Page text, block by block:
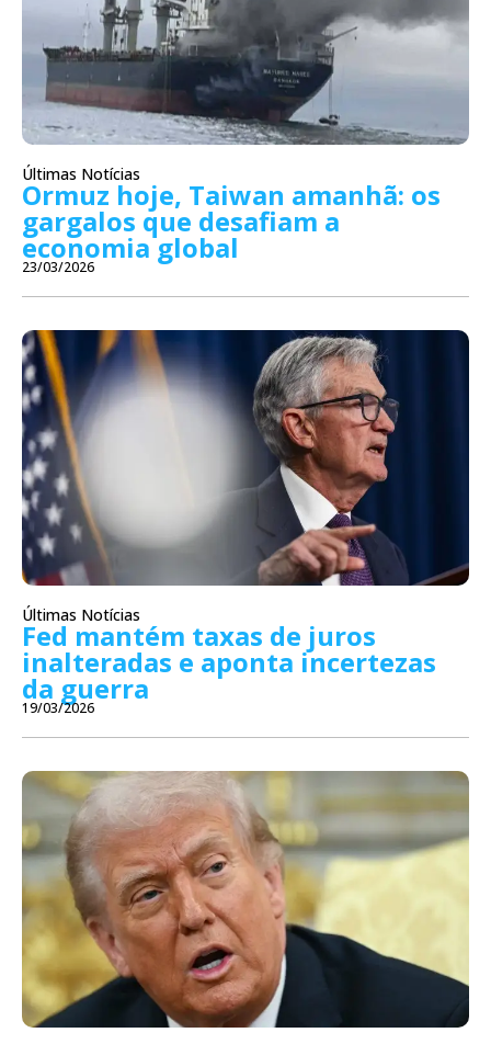
Últimas Notícias
Ormuz hoje, Taiwan amanhã: os
gargalos que desafiam a
economia global
23/03/2026
Últimas Notícias
Fed mantém taxas de juros
inalteradas e aponta incertezas
da guerra
19/03/2026